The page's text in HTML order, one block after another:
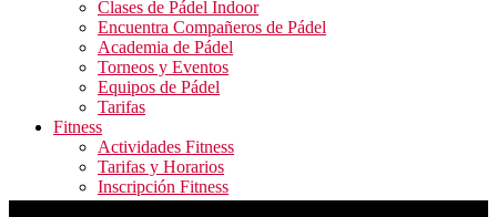
Clases de Pádel Indoor
Encuentra Compañeros de Pádel
Academia de Pádel
Torneos y Eventos
Equipos de Pádel
Tarifas
Fitness
Actividades Fitness
Tarifas y Horarios
Inscripción Fitness
Blog